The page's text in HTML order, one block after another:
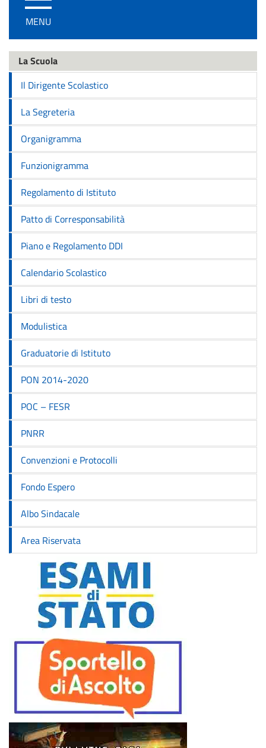
/
disattiva
navigazione
MENU
La Scuola
Il Dirigente Scolastico
La Segreteria
Organigramma
Funzionigramma
Regolamento di Istituto
Patto di Corresponsabilità
Piano e Regolamento DDI
Calendario Scolastico
Libri di testo
Modulistica
Graduatorie di Istituto
PON 2014-2020
POC – FESR
PNRR
Convenzioni e Protocolli
Fondo Espero
Albo Sindacale
Area Riservata